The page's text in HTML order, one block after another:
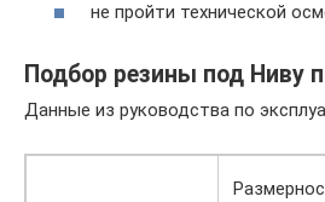
не пройти технической
Подбор резины под Ниву
Данные из руководства по